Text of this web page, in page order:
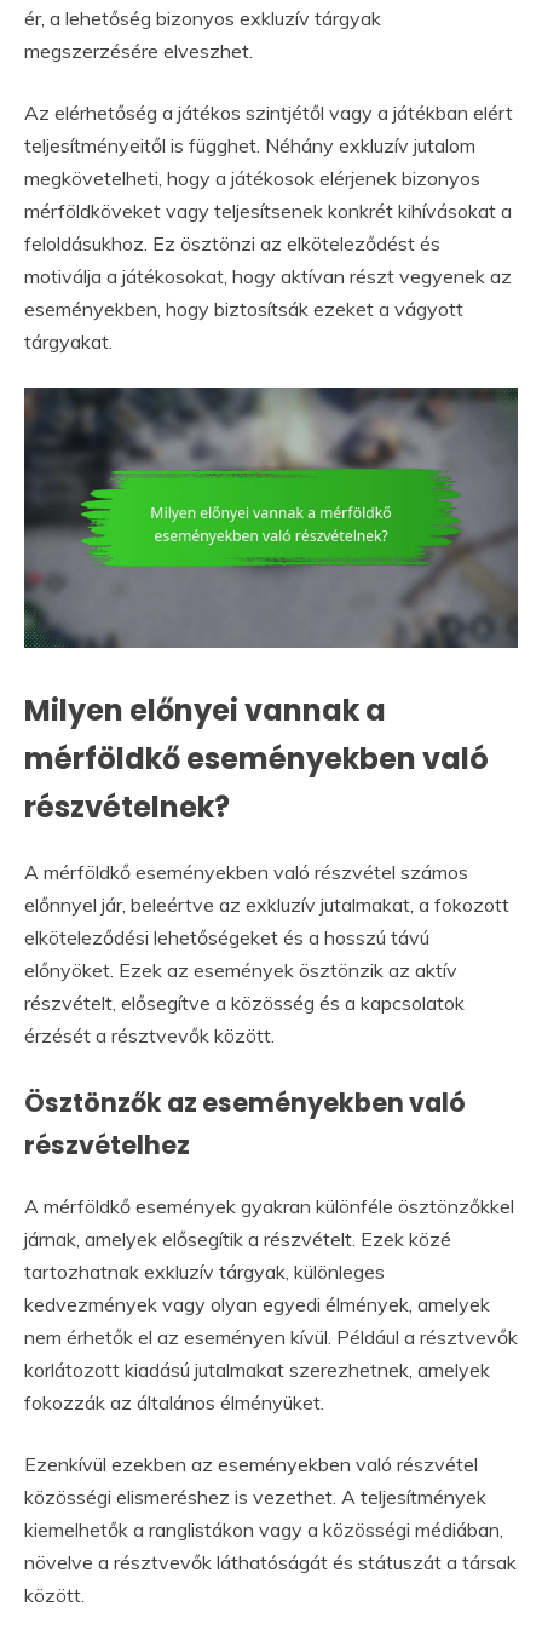
ér, a lehetőség bizonyos exkluzív tárgyak
megszerzésére elveszhet.
Az elérhetőség a játékos szintjétől vagy a játékban elért
teljesítményeitől is függhet. Néhány exkluzív jutalom
megkövetelheti, hogy a játékosok elérjenek bizonyos
mérföldköveket vagy teljesítsenek konkrét kihívásokat a
feloldásukhoz. Ez ösztönzi az elköteleződést és
motiválja a játékosokat, hogy aktívan részt vegyenek az
eseményekben, hogy biztosítsák ezeket a vágyott
tárgyakat.
Milyen előnyei vannak a
mérföldkő eseményekben való
részvételnek?
A mérföldkő eseményekben való részvétel számos
előnnyel jár, beleértve az exkluzív jutalmakat, a fokozott
elköteleződési lehetőségeket és a hosszú távú
előnyöket. Ezek az események ösztönzik az aktív
részvételt, elősegítve a közösség és a kapcsolatok
érzését a résztvevők között.
Ösztönzők az eseményekben való
részvételhez
A mérföldkő események gyakran különféle ösztönzőkkel
járnak, amelyek elősegítik a részvételt. Ezek közé
tartozhatnak exkluzív tárgyak, különleges
kedvezmények vagy olyan egyedi élmények, amelyek
nem érhetők el az eseményen kívül. Például a résztvevők
korlátozott kiadású jutalmakat szerezhetnek, amelyek
fokozzák az általános élményüket.
Ezenkívül ezekben az eseményekben való részvétel
közösségi elismeréshez is vezethet. A teljesítmények
kiemelhetők a ranglistákon vagy a közösségi médiában,
növelve a résztvevők láthatóságát és státuszát a társak
között.